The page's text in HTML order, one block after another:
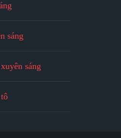
sáng
sáng